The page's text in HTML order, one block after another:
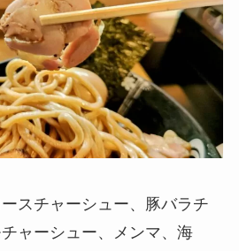
スチャーシュー、豚バラチ
ャーシュー、メンマ、海